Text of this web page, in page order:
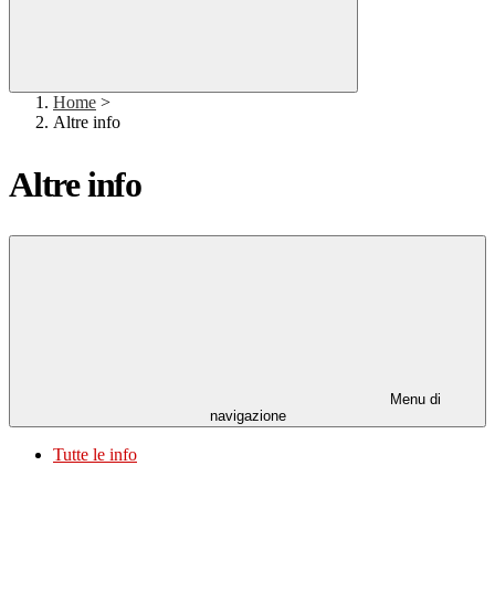
Home >
Altre info
Altre info
Menu di
navigazione
Tutte le info